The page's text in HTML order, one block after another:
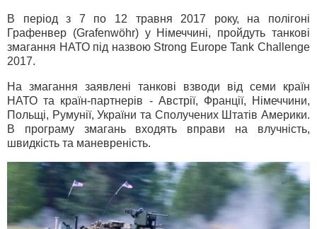
В період з 7 по 12 травня 2017 року, на полігоні
Графенвер (Grafenwöhr) у Німеччині, пройдуть танкові
змагання НАТО під назвою Strong Europe Tank Challenge
2017.
На змагання заявлені танкові взводи від семи країн
НАТО та країн-партнерів - Австрії, Франції, Німеччини,
Польщі, Румунії, України та Сполучених Штатів Америки.
В програму змагань входять вправи на влучність,
швидкість та маневреність.